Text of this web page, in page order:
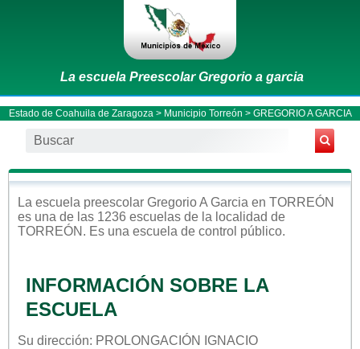
La escuela Preescolar Gregorio a garcia
Estado de Coahuila de Zaragoza > Municipio Torreón > GREGORIO A GARCIA
La escuela preescolar Gregorio A Garcia en TORREÓN
es una de las 1236 escuelas de la localidad de
TORREÓN . Es una escuela de control público.
INFORMACIÓN SOBRE LA
ESCUELA
Su dirección: PROLONGACIÓN IGNACIO